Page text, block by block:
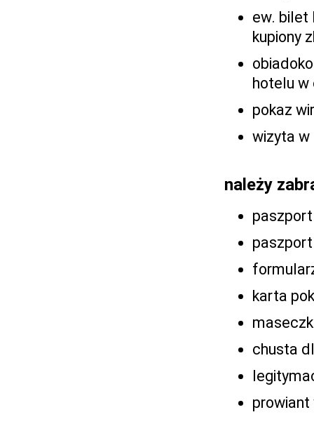
ew. bilet
kupiony
hotelu w
pokaz
wizyta w
należy
karta
chusta
prowiant